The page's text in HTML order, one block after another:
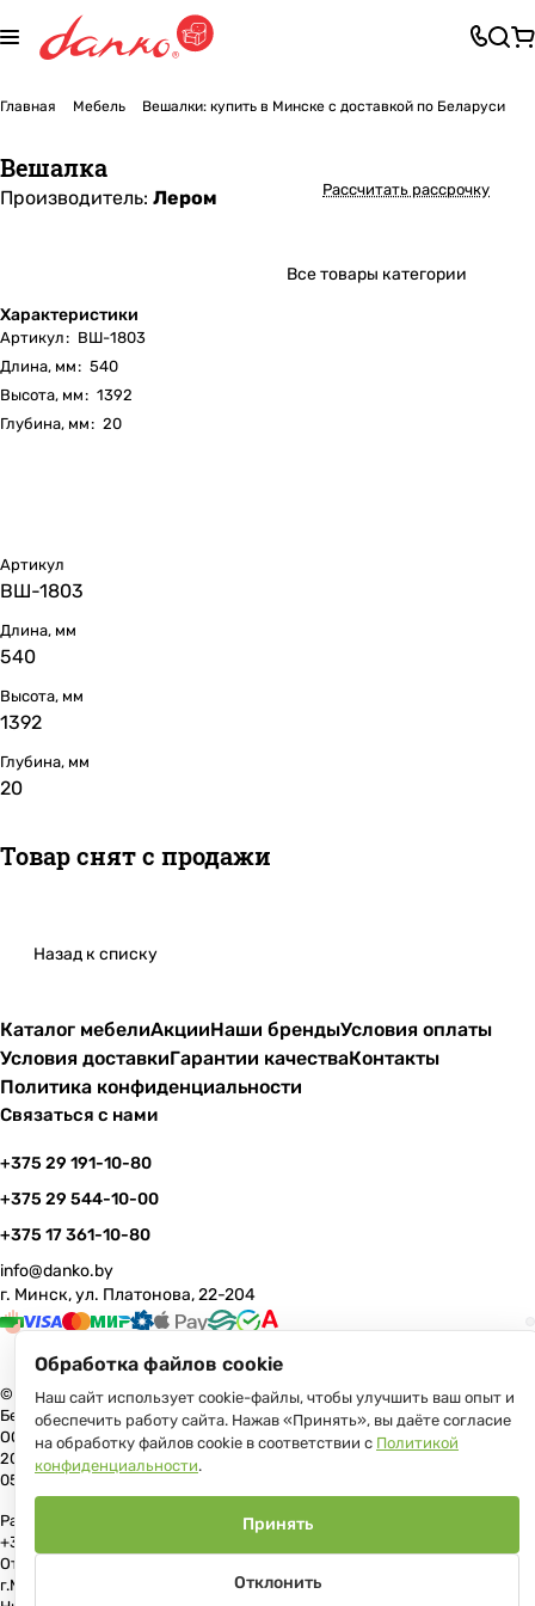
Главная Мебель Вешалки: купить в Минске с доставкой по Беларуси
Вешалка
Производитель: Лером
Характеристики
Артикул: ВШ-1803
Длина, мм: 540
Высота, мм: 1392
Глубина, мм: 20
Рассчитать рассрочку
Все товары категории
Артикул
ВШ-1803
Длина, мм
540
Высота, мм
1392
Глубина, мм
20
Товар снят с продажи
Назад к списку
Каталог мебелиАкцииНаши брендыУсловия оплаты
Условия доставкиГарантии качестваКонтакты
Политика конфиденциальности
Связаться с нами
+375 29 191-10-80
+375 29 544-10-00
+375 17 361-10-80
info@danko.by
г. Минск, ул. Платонова, 22-204
© 2026 Данко Бай: качественная мебель с оперативной доставкой по
Беларуси
ООО «Гранд Парк», юр.адрес: 220005, Минск, ул. Платонова, 22, пом.
204 В торговом реестре с 17 июля 2013 г. Регистрация №191081534,
05.11.2008, Мингорисполком.
Рассмотрение обращений потребителей, телефон +375 (17) 361-10-80,
+375 (29) 191-10-80, +375 (29) 544-10-00, e-mail: info@danko.by
Отдел торговли и услуг Администрации Первомайского района
г.Минска: тел. +375(17)215-14-65, Начальник отдела: Жакович Юлия
Обработка файлов cookie
Наш сайт использует cookie-файлы, чтобы улучшить ваш опыт и
обеспечить работу сайта. Нажав «Принять», вы даёте согласие
на обработку файлов cookie в соответствии с Политикой
конфиденциальности.
Отклонить
Принять